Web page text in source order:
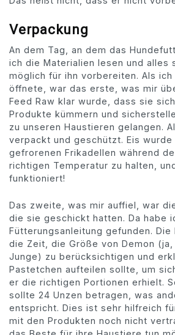
Verpackung
An dem Tag, an dem das
ich die Materialien lesen und alles
möglich für ihn vorbereiten. Als ich
öffnete, war das erste, was mir
Feed Raw klar wurde, dass sie
Produkte kümmern und
zu unseren Haustieren gelangen.
verpackt und geschützt. Eis
gefrorenen Frikadellen während
richtigen Temperatur zu halten,
funktioniert!
Das zweite, was mir auffiel, war
die sie geschickt hatten. Da habe
Fütterungsanleitung gefunden. Die
die Zeit, die Größe von Demon
Junge) zu berücksichtigen und
Pastetchen aufteilen sollte, um
er die richtigen Portionen erhielt.
sollte 24 Unzen betragen, was
entspricht. Dies ist sehr hilfreich
mit den Produkten noch nicht